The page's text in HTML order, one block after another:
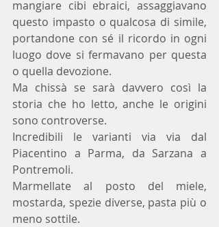
mangiare cibi ebraici, assaggiavano
questo impasto o qualcosa di simile,
portandone con sé il ricordo in ogni
luogo dove si fermavano per questa
o quella devozione.
Ma chissà se sarà davvero così la
storia che ho letto, anche le origini
sono controverse.
Incredibili le varianti via via dal
Piacentino a Parma, da Sarzana a
Pontremoli.
Marmellate al posto del miele,
mostarda, spezie diverse, pasta più o
meno sottile.